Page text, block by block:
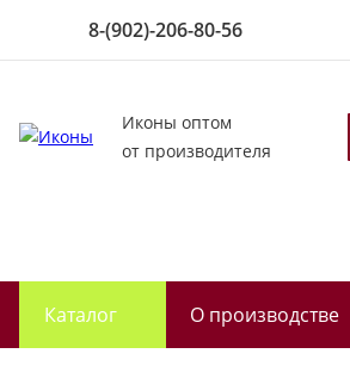
8-(902)-206-80-56
Иконы оптом
от производителя
Каталог О производстве